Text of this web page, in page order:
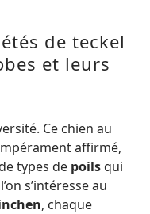
de teckel
et leurs
Ce chien au
affirmé,
types de poilsqui
s’intéresse au
, chaque